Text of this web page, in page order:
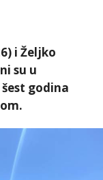
i Željko
su u
godina